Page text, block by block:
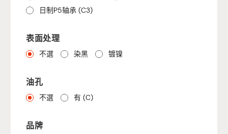
日制P5轴承 (C3)
表面处理
不選 染黑 镀镍
油孔
不選 有 (C)
品牌